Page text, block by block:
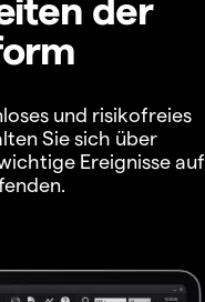
und risikofreies
Sie sich über
Ereignisse auf